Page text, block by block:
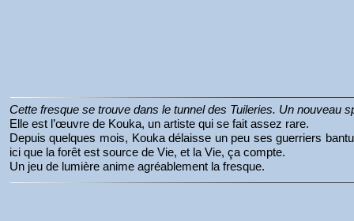
Cette fresque se trouve dans le tunnel des Tuileries. Un nouveau
Elle est l’œuvre de Kouka, un artiste qui se fait assez rare.
Depuis quelques mois, Kouka délaisse un peu ses guerriers
ici que la forêt est source de Vie, et la Vie, ça compte.
Un jeu de lumière anime agréablement la fresque.